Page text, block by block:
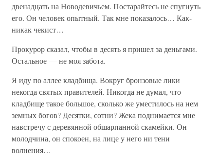
двенадцать на Новодевичьем. Постарайтесь не спугнуть
его. Он человек опытный. Так мне показалось… Как-
никак чекист…
Прокурор сказал, чтобы в десять я пришел за деньгами.
Остальное — не моя забота.
Я иду по аллее кладбища. Вокруг бронзовые лики
некогда святых правителей. Никогда не думал, что
кладбище такое большое, сколько же уместилось на нем
земных богов? Десятки, сотни? Жека поднимается мне
навстречу с деревянной обшарпанной скамейки. Он
молодчина, он спокоен, на лице у него ни тени
волнения…